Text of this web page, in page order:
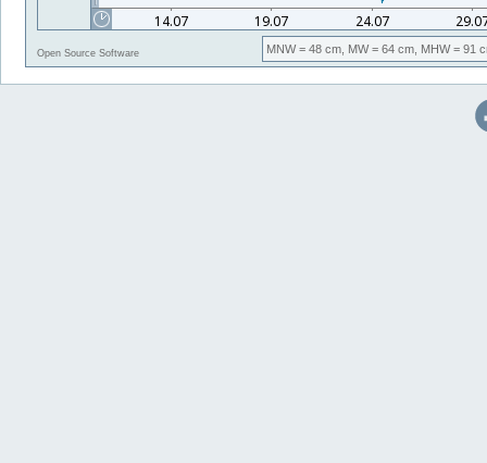
Open Source Software MNW= 48 cm, MW= 64 cm, MHW= 91